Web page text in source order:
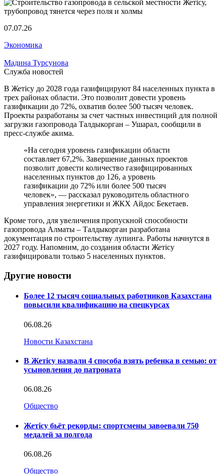
07.07.26
Экономика
Мадина Турсунова
Служба новостей
В Жетісу до 2028 года газифицируют 84 населенных пункта в
трех районах области. Это позволит довести уровень
газификации до 72%, охватив более 500 тысяч человек.
Проекты разработаны за счет частных инвестиций для полной
загрузки газопровода Талдыкорган – Ушарал, сообщили в
пресс-службе акима.
«На сегодня уровень газификации области
составляет 67,2%. Завершение данных проектов
позволит довести количество газифицированных
населенных пунктов до 126, а уровень
газификации до 72% или более 500 тысяч
человек», — рассказал руководитель областного
управления энергетики и ЖКХ Айдос Бекетаев.
Кроме того, для увеличения пропускной способности
газопровода Алматы – Талдыкорган разработана
документация по строительству лупинга. Работы начнутся в
2027 году. Напомним, до создания области Жетісу
газифицировали только 5 населенных пунктов.
Другие новости
Более 12 тысяч социальных работников Казахстана
повысили квалификацию на спецкурсах
06.08.26
Новости Казахстана
В Жетісу назвали 4 способа взять ребенка в семью: от
усыновления до патроната
06.08.26
Общество
Жетісу бьёт рекорды: спортсмены завоевали 750
медалей за полгода
06.08.26
Общество